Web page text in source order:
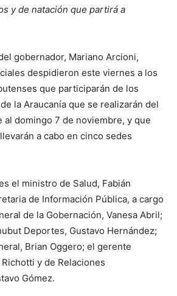
y de natación que partirá a
gobernador, Mariano Arcioni,
despidieron este viernes a los
que participarán de los
la Araucanía que se realizarán del
al domingo 7 de noviembre, y que
a cabo en cinco sedes
el ministro de Salud, Fabián
de Información Pública, a cargo
de la Gobernación, Vanesa Abril;
Deportes, Gustavo Hernández;
Brian Oggero; el gerente
y de Relaciones
Gómez.